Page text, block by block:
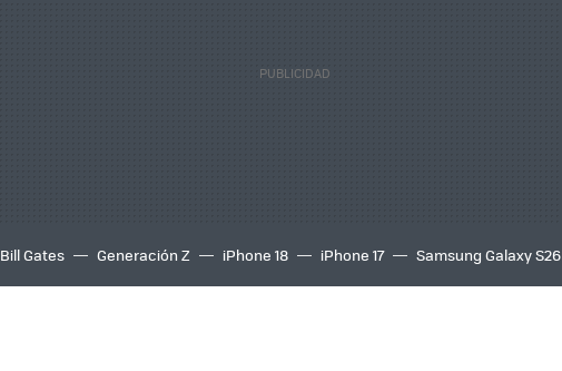
Bill Gates Generación Z iPhone 18 iPhone 17 Samsung Galaxy S26